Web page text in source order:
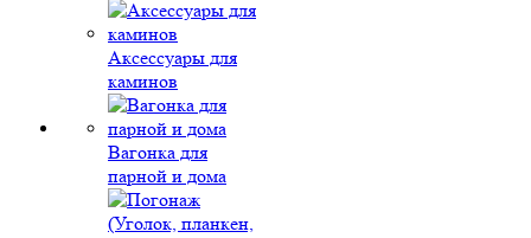
Аксессуары для
каминов
Вагонка для
парной и дома